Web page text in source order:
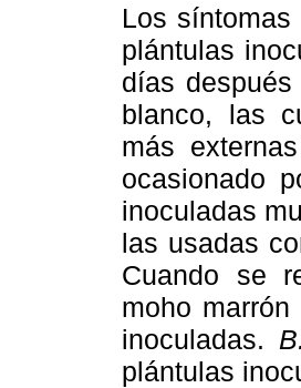
Los
plántulas
días
blanco, las
más
ocasionado
inoculadas
las usadas
Cuando se
moho
inoculadas.
plántulas